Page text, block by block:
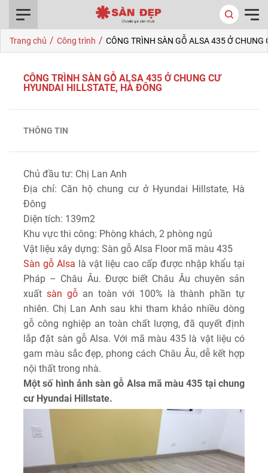
Trang chủ / Công trình / CÔNG TRÌNH SÀN GỖ ALSA 435 Ở CHUNG
CÔNG TRÌNH SÀN GỖ ALSA 435 Ở CHUNG CƯ
HYUNDAI HILLSTATE, HÀ ĐÔNG
Chủ đầu tư: Chị Lan Anh
Địa chỉ: Căn hộ chung cư ở Hyundai Hillstate, Hà
Đông
Diện tích: 139m2
Khu vực thi công: Phòng khách, 2 phòng ngủ
Vật liệu xây dựng: Sàn gỗ Alsa Floor mã màu 435
Sàn gỗ Alsa là vật liệu cao cấp được nhập khẩu tại
Pháp – Châu Âu. Được biết Châu Âu chuyên sản
xuất sàn gỗ an toàn với 100% là thành phần tự
nhiên. Chị Lan Anh sau khi tham khảo nhiều dòng
gỗ công nghiệp an toàn chất lượng, đã quyết định
lắp đặt sàn gỗ Alsa. Với mã màu 435 là vật liệu có
gam màu sắc đẹp, phong cách Châu Âu, dễ kết hợp
nội thất trong nhà.
Một số hình ảnh sàn gỗ Alsa mã màu 435 tại chung
cư Hyundai Hillstate.
THÔNG TIN